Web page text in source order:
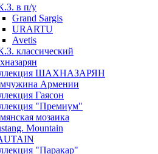
в п/у
Grand Sargis
URARTU
Avetis
классический
ШАХНАЗАРЯН
Армении
Гаясон
"Премиум"
мозаика
Mountain
"Паракар"